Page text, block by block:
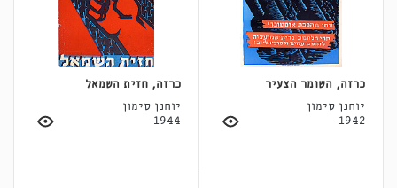
כרזה, השומר הצעיר
יוחנן סימון
1942
כרזה, חזית השמאל
יוחנן סימון
1944